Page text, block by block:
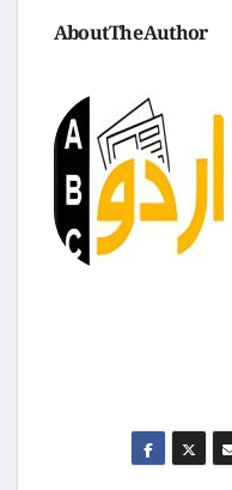
About The Author